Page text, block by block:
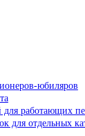
юбиляров
для работающих
для отдельных